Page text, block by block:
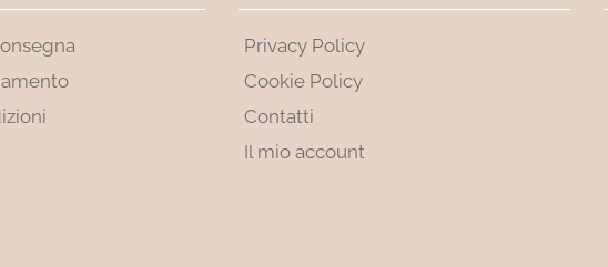
Privacy Policy
Cookie Policy
Contatti
Il mio account